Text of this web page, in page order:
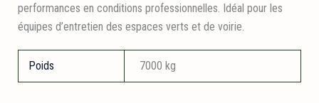
performances en conditions professionnelles. Idéal pour les
équipes d’entretien des espaces verts et de voirie.
Poids 7000 kg